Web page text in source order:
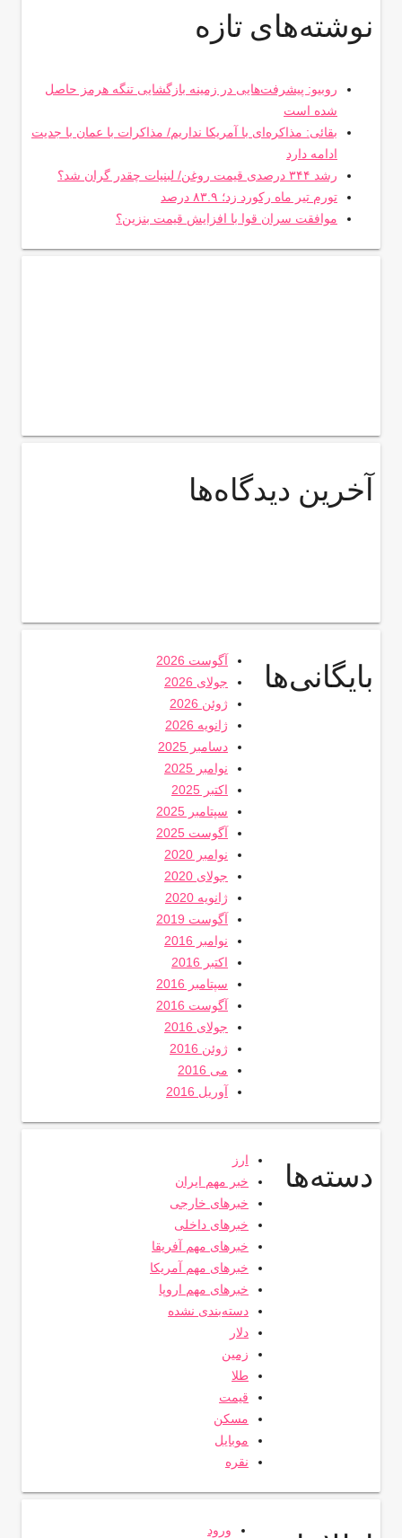
نوشته‌های تازه
روبیو: پیشرفت‌هایی در زمینه بازگشایی تنگه هرمز حاصل
شده است
بقائی: مذاکره‌ای با آمریکا نداریم/ مذاکرات با عمان با جدیت
ادامه دارد
رشد ۳۴۴ درصدی قیمت روغن/ لبنیات چقدر گران شد؟
تورم تیر ماه رکورد زد؛ ۸۳.۹ درصد
موافقت سران قوا با افزایش قیمت بنزین؟
آخرین دیدگاه‌ها
بایگانی‌ها
آگوست 2026
جولای 2026
ژوئن 2026
ژانویه 2026
دسامبر 2025
نوامبر 2025
اکتبر 2025
سپتامبر 2025
آگوست 2025
نوامبر 2020
جولای 2020
ژانویه 2020
آگوست 2019
نوامبر 2016
اکتبر 2016
سپتامبر 2016
آگوست 2016
جولای 2016
ژوئن 2016
می 2016
آوریل 2016
دسته‌ها
ارز
خبر مهم ایران
خبرهای خارجی
خبرهای داخلی
خبرهای مهم آفریقا
خبرهای مهم آمریکا
خبرهای مهم اروپا
دسته‌بندی نشده
دلار
زمین
طلا
قیمت
مسکن
موبایل
نقره
ورود